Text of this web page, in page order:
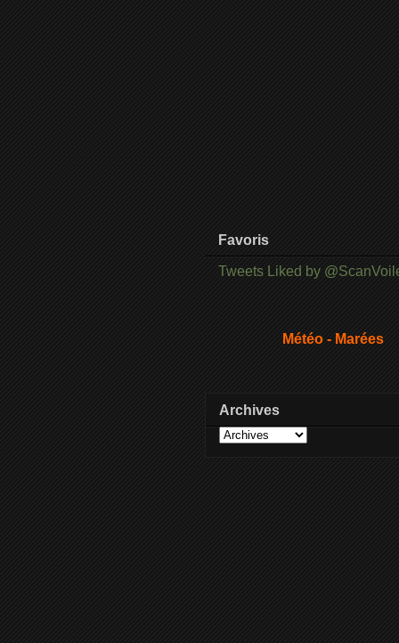
Favoris
Tweets Liked by
Météo - Marées
Archives